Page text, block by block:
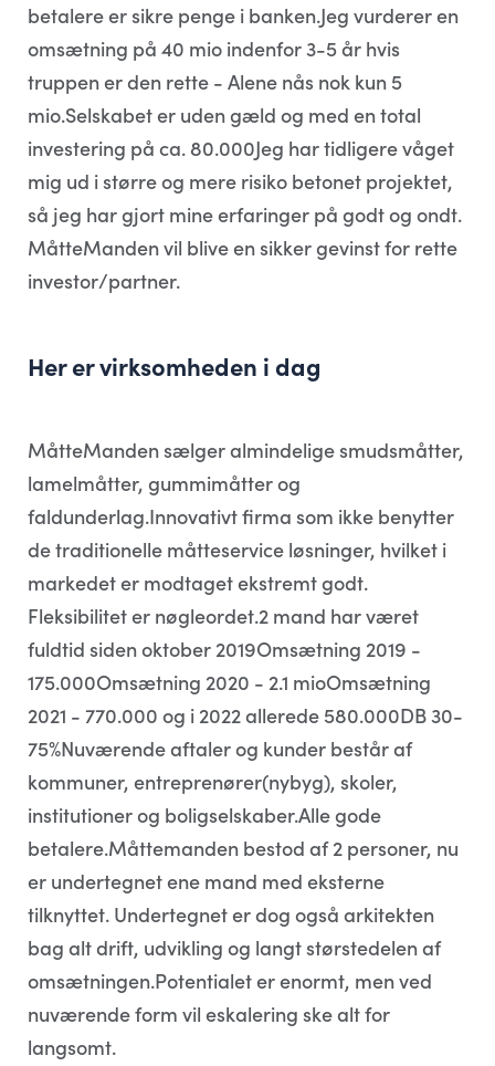
betalere er sikre penge i banken.Jeg vurderer en
omsætning på 40 mio indenfor 3-5 år hvis
truppen er den rette - Alene nås nok kun 5
mio.Selskabet er uden gæld og med en total
investering på ca. 80.000Jeg har tidligere våget
mig ud i større og mere risiko betonet projektet,
så jeg har gjort mine erfaringer på godt og ondt.
MåtteManden vil blive en sikker gevinst for rette
investor/partner.
Her er virksomheden i dag
MåtteManden sælger almindelige smudsmåtter,
lamelmåtter, gummimåtter og
faldunderlag.Innovativt firma som ikke benytter
de traditionelle måtteservice løsninger, hvilket i
markedet er modtaget ekstremt godt.
Fleksibilitet er nøgleordet.2 mand har været
fuldtid siden oktober 2019Omsætning 2019 -
175.000Omsætning 2020 - 2.1 mioOmsætning
2021 - 770.000 og i 2022 allerede 580.000DB 30-
75%Nuværende aftaler og kunder består af
kommuner, entreprenører(nybyg), skoler,
institutioner og boligselskaber.Alle gode
betalere.Måttemanden bestod af 2 personer, nu
er undertegnet ene mand med eksterne
tilknyttet. Undertegnet er dog også arkitekten
bag alt drift, udvikling og langt størstedelen af
omsætningen.Potentialet er enormt, men ved
nuværende form vil eskalering ske alt for
langsomt.